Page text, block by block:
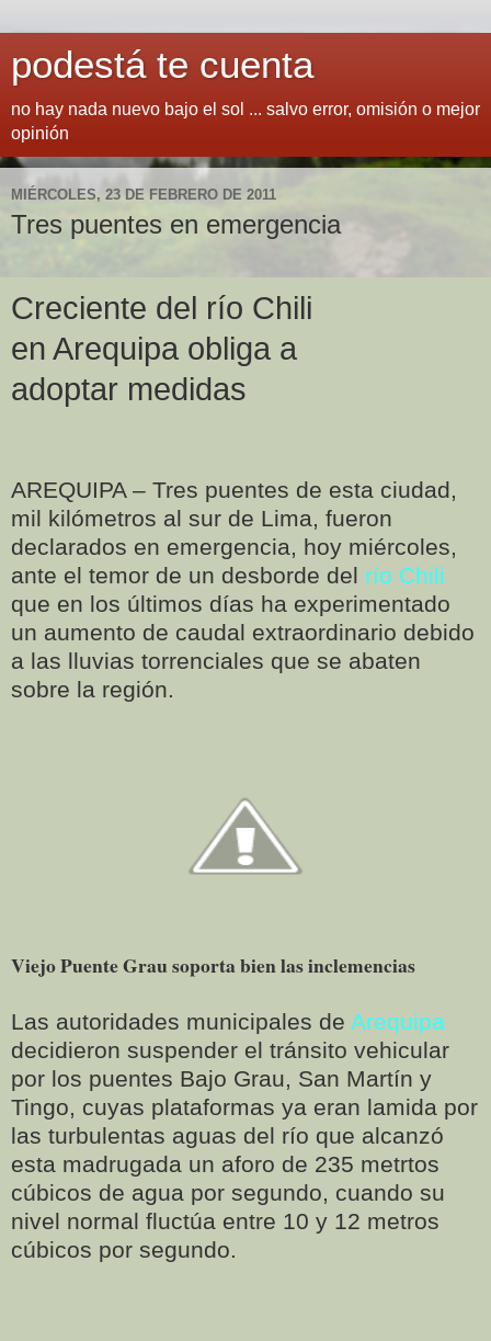
podestá te cuenta
no hay nada nuevo bajo el sol ... salvo error, omisión o mejor
opinión
MIÉRCOLES, 23 DE FEBRERO DE 2011
Tres puentes en emergencia
Creciente del río Chili
en Arequipa obliga a
adoptar medidas
AREQUIPA – Tres puentes de esta ciudad,
mil kilómetros al sur de Lima, fueron
declarados en emergencia, hoy miércoles,
ante el temor de un desborde del río Chili
que en los últimos días ha experimentado
un aumento de caudal extraordinario debido
a las lluvias torrenciales que se abaten
sobre la región.
Viejo Puente Grau soporta bien las inclemencias
Las autoridades municipales de Arequipa
decidieron suspender el tránsito vehicular
por los puentes Bajo Grau, San Martín y
Tingo, cuyas plataformas ya eran lamida por
las turbulentas aguas del río que alcanzó
esta madrugada un aforo de 235 metrtos
cúbicos de agua por segundo, cuando su
nivel normal fluctúa entre 10 y 12 metros
cúbicos por segundo.